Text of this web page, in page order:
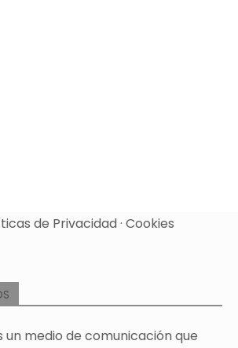
de Privacidad· Cookies
un medio de comunicación que